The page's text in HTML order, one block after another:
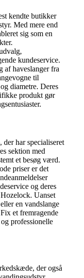
kendte butikker
Med mere end
sig som en
kundeservice.
af haveslanger fra
til
diametre. Deres
produkt gør
har specialiseret
sektion med
et besøg værd.
priser er det
og deres
Uanset
en vandslange
et fremragende
professionelle
der også